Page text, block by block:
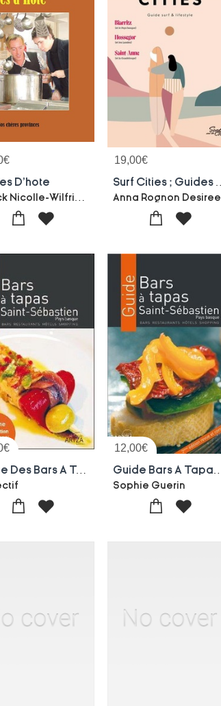
€
D'hote
19,00€
Anna Rognon Desiree
€
Guide Des Bars A Tapas A Saint-sebastien, Pays Basque ; Bars, Restaurants, Hotels, Shopping (3e Edition)
12,00€
Sophie Guerin